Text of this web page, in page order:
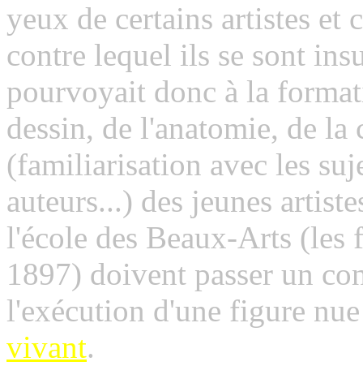
yeux de certains artistes
contre lequel ils se sont
pourvoyait donc à la
dessin, de l'anatomie, de
(familiarisation avec les
auteurs...) des jeunes
l'école des Beaux-Arts (les
1897) doivent passer un
l'exécution d'une figure
vivant.